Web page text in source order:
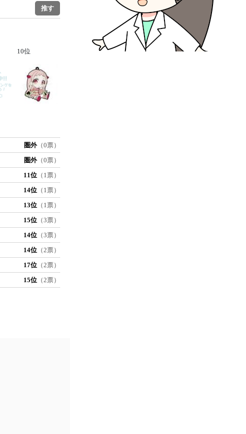
10位
圏外（0票）
圏外（0票）
11位 （1票）
14位 （1票）
13位 （1票）
15位 （3票）
14位 （3票）
14位 （2票）
17位 （2票）
15位 （2票）